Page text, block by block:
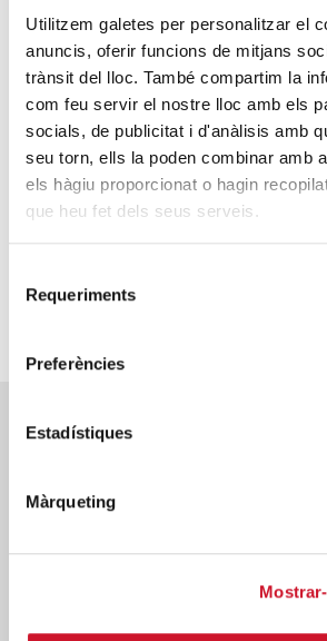
Utilitzem galetes per personalitzar el
anuncis, oferir funcions de mitjans
trànsit del lloc. També compartim la
com feu servir el nostre lloc amb els
socials, de publicitat i d'anàlisis amb
seu torn, ells la poden combinar amb
els hàgiu proporcionat o hagin
que heu fet dels seus serveis.
Requeriments
Preferències
Estadístiques
Màrqueting
Com deia el Papa Francesc,no podem
i l’amor són necessaris per salvar la
Dilexit nos, núm. 20). Tan sols l’amor
barbàrie i la desesperació. Tan sols
transcendir la mateixa mort. Tan sols
fe.
Enguany us convidem a viure el Via
particulars de persones que hem
Descarrega la
Omple el següent formulari i rebràs
la versió completa d’aquest document.